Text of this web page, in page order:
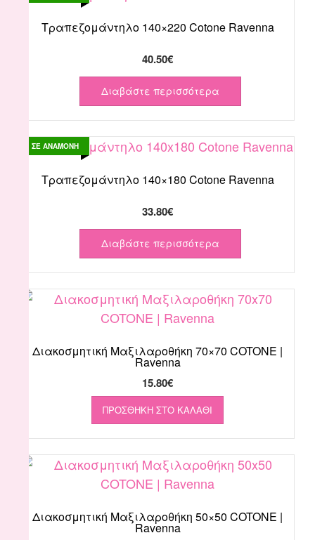
Τραπεζομάντηλο 140×220 Cotone Ravenna
40.50€
Διαβάστε περισσότερα
ΣΕ ΑΝΑΜΟΝΗ
Τραπεζομάντηλο 140×180 Cotone Ravenna
33.80€
Διαβάστε περισσότερα
Διακοσμητική Μαξιλαροθήκη 70×70 COTONE |
Ravenna
15.80€
ΠΡΟΣΘΉΚΗ ΣΤΟ ΚΑΛΆΘΙ
Διακοσμητική Μαξιλαροθήκη 50×50 COTONE |
Ravenna